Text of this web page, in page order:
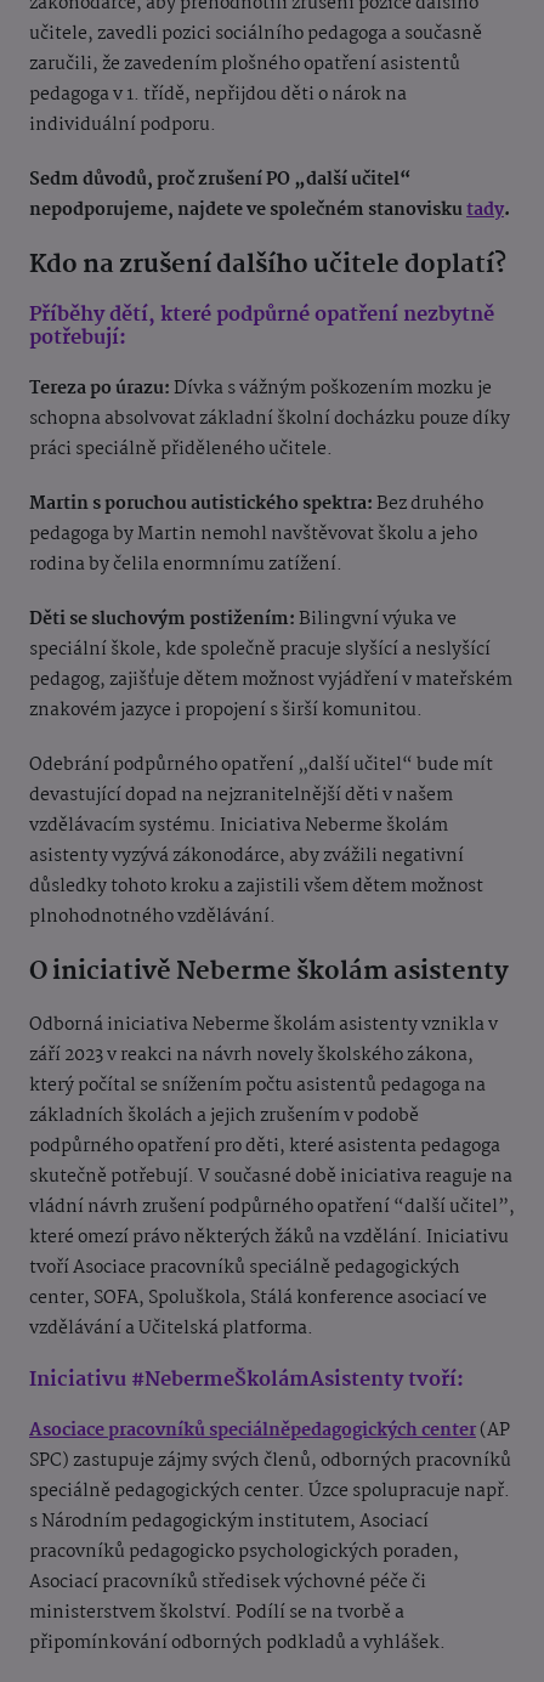
učitele, zavedli pozici sociálního pedagoga a současně
zaručili, že zavedením plošného opatření asistentů
pedagoga v 1. třídě, nepřijdou děti o nárok na
individuální podporu.
Sedm důvodů, proč zrušení PO „další učitel“
nepodporujeme, najdete ve společném stanoviskutady.
Kdo na zrušení dalšího učitele doplatí?
Příběhy dětí, které podpůrné opatření nezbytně
potřebují:
Tereza po úrazu:Dívka s vážným poškozením mozku je
schopna absolvovat základní školní docházku pouze díky
práci speciálně přiděleného učitele.
Martin s poruchou autistického spektra:Bez druhého
pedagoga by Martin nemohl navštěvovat školu a jeho
rodina by čelila enormnímu zatížení.
Děti se sluchovým postižením:Bilingvní výuka ve
speciální škole, kde společně pracuje slyšící a neslyšící
pedagog, zajišťuje dětem možnost vyjádření v mateřském
znakovém jazyce i propojení s širší komunitou.
Odebrání podpůrného opatření „další učitel“ bude mít
devastující dopad na nejzranitelnější děti v našem
vzdělávacím systému. Iniciativa Neberme školám
asistenty vyzývá zákonodárce, aby zvážili negativní
důsledky tohoto kroku a zajistili všem dětem možnost
plnohodnotného vzdělávání.
O iniciativě Neberme školám asistenty
Odborná iniciativa Neberme školám asistenty vznikla v
září 2023 v reakci na návrh novely školského zákona,
který počítal se snížením počtu asistentů pedagoga na
základních školách a jejich zrušením v podobě
podpůrného opatření pro děti, které asistenta pedagoga
skutečně potřebují. V současné době iniciativa reaguje na
vládní návrh zrušení podpůrného opatření “další učitel”,
které omezí právo některých žáků na vzdělání. Iniciativu
tvoří Asociace pracovníků speciálně pedagogických
center, SOFA, Spoluškola, Stálá konference asociací ve
vzdělávání a Učitelská platforma.
Iniciativu #NebermeŠkolámAsistenty tvoří:
Asociace pracovníků speciálněpedagogických center(AP
SPC) zastupuje zájmy svých členů, odborných pracovníků
speciálně pedagogických center. Úzce spolupracuje např.
s Národním pedagogickým institutem, Asociací
pracovníků pedagogicko psychologických poraden,
Asociací pracovníků středisek výchovné péče či
ministerstvem školství. Podílí se na tvorbě a
připomínkování odborných podkladů a vyhlášek.